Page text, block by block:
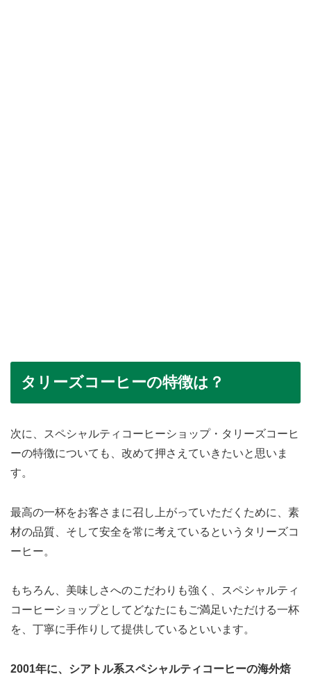
タリーズコーヒーの特徴は？
次に、スペシャルティコーヒーショップ・タリーズコーヒ
ーの特徴についても、改めて押さえていきたいと思いま
す。
最高の一杯をお客さまに召し上がっていただくために、素
材の品質、そして安全を常に考えているというタリーズコ
ーヒー。
もちろん、美味しさへのこだわりも強く、スペシャルティ
コーヒーショップとしてどなたにもご満足いただける一杯
を、丁寧に手作りして提供しているといいます。
2001年に、シアトル系スペシャルティコーヒーの海外焙